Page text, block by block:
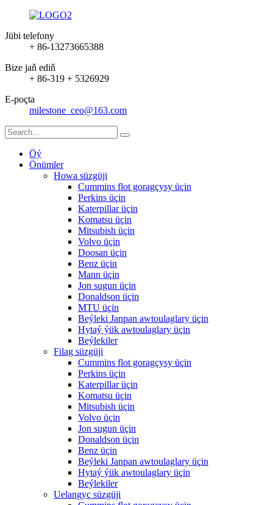
Jübi telefony
+ 86-13273665388
Bize jaň ediň
+ 86-319 + 5326929
E-poçta
milestone_ceo@163.com
Öý
Önümler
Howa süzgüji
Cummins flot goragçysy üçin
Perkins üçin
Katerpillar üçin
Komatsu üçin
Mitsubish üçin
Volvo üçin
Doosan üçin
Benz üçin
Mann üçin
Jon sugun üçin
Donaldson üçin
MTU üçin
Beýleki Janpan awtoulaglary üçin
Hytaý ýük awtoulaglary üçin
Beýlekiler
Filag süzgüji
Cummins flot goragçysy üçin
Perkins üçin
Katerpillar üçin
Komatsu üçin
Mitsubish üçin
Volvo üçin
Jon sugun üçin
Donaldson üçin
Benz üçin
Beýleki Janpan awtoulaglary üçin
Hytaý ýük awtoulaglary üçin
Beýlekiler
Uelangyç süzgüji